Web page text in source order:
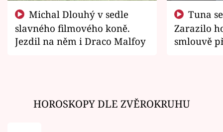
slavného filmového koně.
Jezdil na něm i Draco Malfoy
Zarazilo
smlouvě
HOROSKOPY DLE ZVĚROKRUHU